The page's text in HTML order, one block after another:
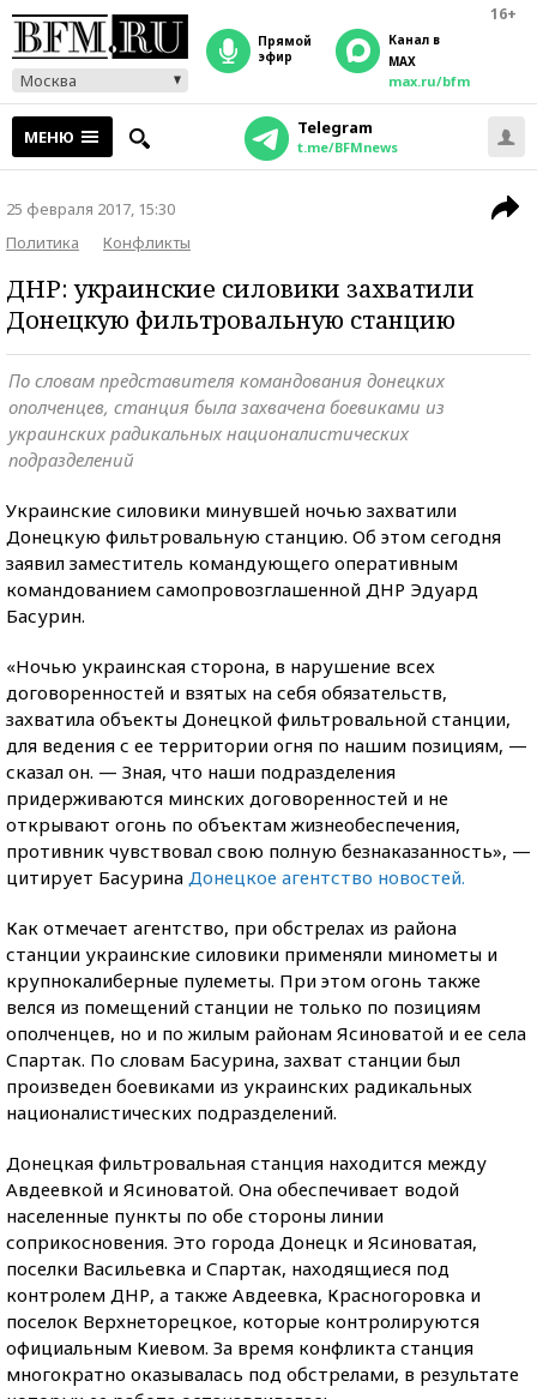
16+
Москва
прямой
эфир
Канал в
MAX
max.ru/bfm
МЕНЮ Telegram
t.me/BFMnews
25 февраля 2017, 15:30
Политика
Конфликты
ДНР: украинские силовики захватили
Донецкую фильтровальную станцию
По словам представителя командования донецких
ополченцев, станция была захвачена боевиками из
украинских радикальных националистических
подразделений
Украинские силовики минувшей ночью захватили
Донецкую фильтровальную станцию. Об этом сегодня
заявил заместитель командующего оперативным
командованием самопровозглашенной ДНР Эдуард
Басурин.
«Ночью украинская сторона, в нарушение всех
договоренностей и взятых на себя обязательств,
захватила объекты Донецкой фильтровальной станции,
для ведения с ее территории огня по нашим позициям, —
сказал он. — Зная, что наши подразделения
придерживаются минских договоренностей и не
открывают огонь по объектам жизнеобеспечения,
противник чувствовал свою полную безнаказанность», —
цитирует Басурина Донецкое агентство новостей.
Как отмечает агентство, при обстрелах из района
станции украинские силовики применяли минометы и
крупнокалиберные пулеметы. При этом огонь также
велся из помещений станции не только по позициям
ополченцев, но и по жилым районам Ясиноватой и ее села
Спартак. По словам Басурина, захват станции был
произведен боевиками из украинских радикальных
националистических подразделений.
Донецкая фильтровальная станция находится между
Авдеевкой и Ясиноватой. Она обеспечивает водой
населенные пункты по обе стороны линии
соприкосновения. Это города Донецк и Ясиноватая,
поселки Васильевка и Спартак, находящиеся под
контролем ДНР, а также Авдеевка, Красногоровка и
поселок Верхнеторецкое, которые контролируются
официальным Киевом. За время конфликта станция
многократно оказывалась под обстрелами, в результате